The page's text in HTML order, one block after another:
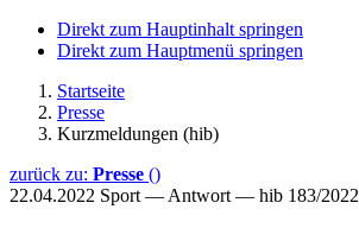
Direkt zum Hauptinhalt springen
Direkt zum Hauptmenü springen
Startseite
Presse
Kurzmeldungen (hib)
zurück zu: Presse ()
22.04.2022 Sport — Antwort — hib 183/2022